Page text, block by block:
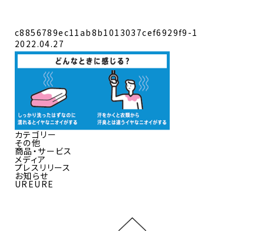
c8856789ec11ab8b1013037cef6929f9-1
2022.04.27
カテゴリー
その他
商品・サービス
メディア
プレスリリース
お知らせ
UREURE